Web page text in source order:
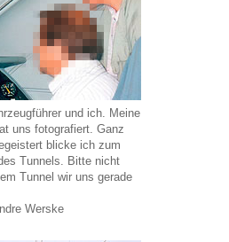
und ich. Meine
uns fotografiert. Ganz
blicke ich zum
Tunnels. Bitte nicht
Tunnel wir uns gerade
Werske